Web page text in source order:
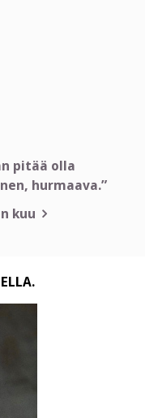
pitää olla
hurmaava.”
kuu